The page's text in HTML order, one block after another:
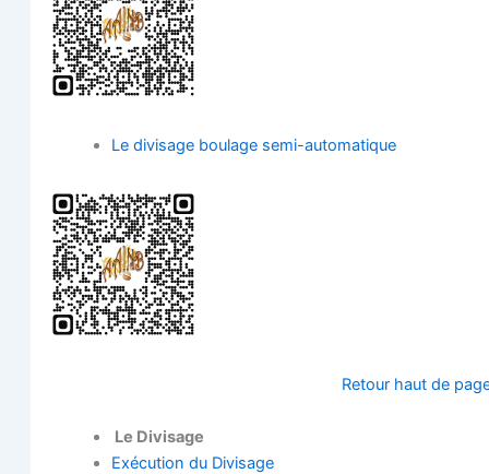
Le divi­sage bou­lage semi-automatique
Retour haut de
Le Divisage
Exé­cu­tion du Divisage